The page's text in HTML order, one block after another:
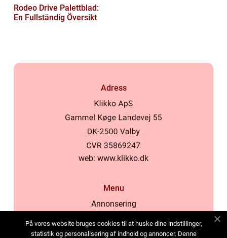
Rodeo Drive Palettblad:
En Fullständig Översikt
Adress
web: www.klikko.dk
Menu
Annonsering
Cookies
På vores website bruges cookies til at huske dine indstillinger,
statistik og personalisering af indhold og annoncer. Denne